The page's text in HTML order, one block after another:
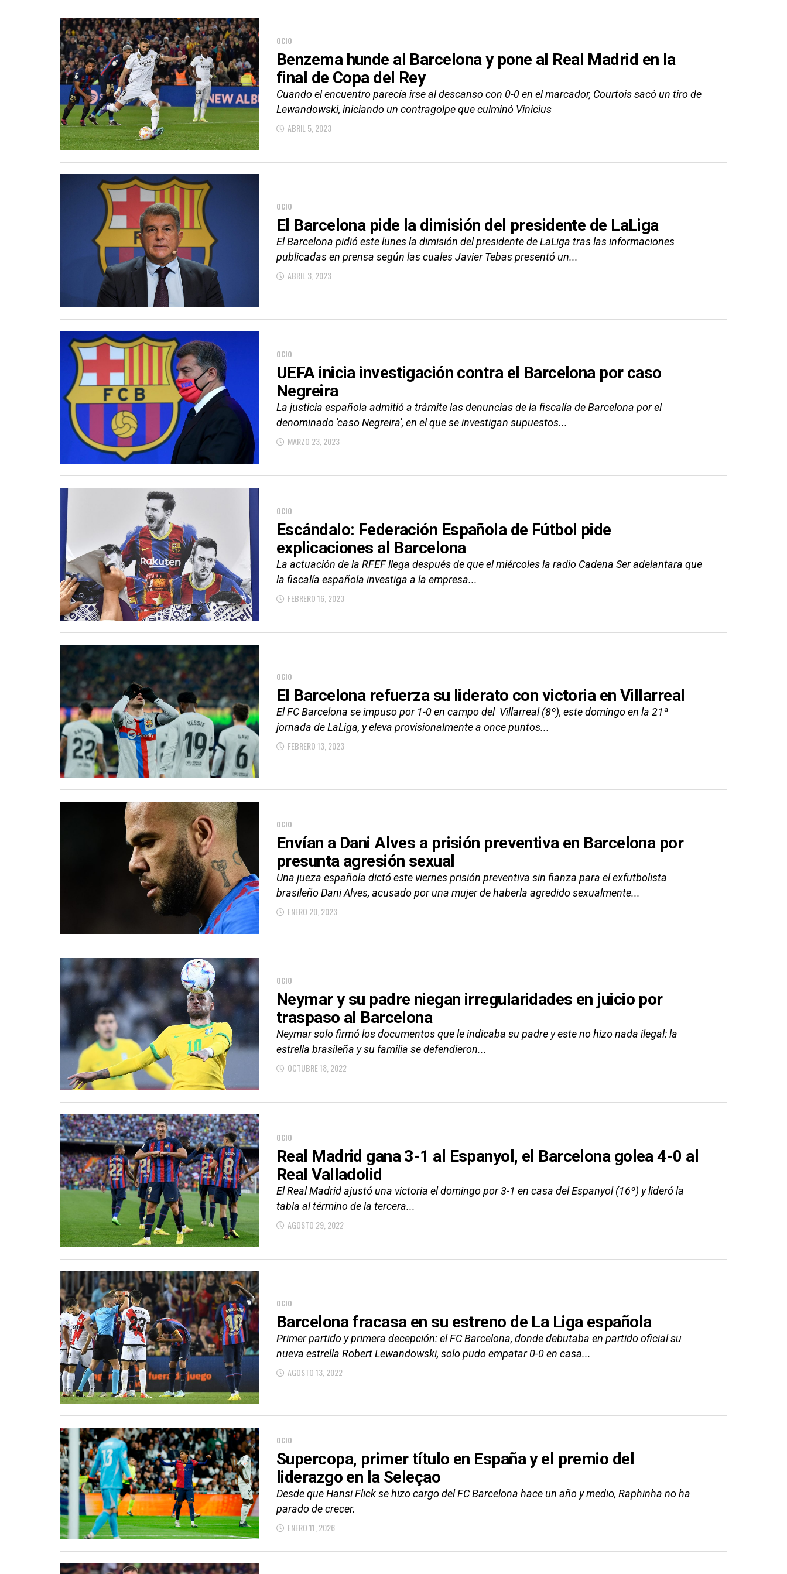
OCIO
Benzema hunde al Barcelona y pone al Real Madrid en la
final de Copa del Rey
Cuando el encuentro parecía irse al descanso con 0-0 en el marcador, Courtois sacó un tiro de
Lewandowski, iniciando un contragolpe que culminó Vinicius
ABRIL 5, 2023
OCIO
El Barcelona pide la dimisión del presidente de LaLiga
El Barcelona pidió este lunes la dimisión del presidente de LaLiga tras las informaciones
publicadas en prensa según las cuales Javier Tebas presentó un...
ABRIL 3, 2023
OCIO
UEFA inicia investigación contra el Barcelona por caso
Negreira
La justicia española admitió a trámite las denuncias de la fiscalía de Barcelona por el
denominado 'caso Negreira', en el que se investigan supuestos...
MARZO 23, 2023
OCIO
Escándalo: Federación Española de Fútbol pide
explicaciones al Barcelona
La actuación de la RFEF llega después de que el miércoles la radio Cadena Ser adelantara que
la fiscalía española investiga a la empresa...
FEBRERO 16, 2023
OCIO
El Barcelona refuerza su liderato con victoria en Villarreal
El FC Barcelona se impuso por 1-0 en campo del Villarreal (8º), este domingo en la 21ª
jornada de LaLiga, y eleva provisionalmente a once puntos...
FEBRERO 13, 2023
OCIO
Envían a Dani Alves a prisión preventiva en Barcelona por
presunta agresión sexual
Una jueza española dictó este viernes prisión preventiva sin fianza para el exfutbolista
brasileño Dani Alves, acusado por una mujer de haberla agredido sexualmente...
ENERO 20, 2023
OCIO
Neymar y su padre niegan irregularidades en juicio por
traspaso al Barcelona
Neymar solo firmó los documentos que le indicaba su padre y este no hizo nada ilegal: la
estrella brasileña y su familia se defendieron...
OCTUBRE 18, 2022
OCIO
Real Madrid gana 3-1 al Espanyol, el Barcelona golea 4-0 al
Real Valladolid
El Real Madrid ajustó una victoria el domingo por 3-1 en casa del Espanyol (16º) y lideró la
tabla al término de la tercera...
AGOSTO 29, 2022
OCIO
Barcelona fracasa en su estreno de La Liga española
Primer partido y primera decepción: el FC Barcelona, donde debutaba en partido oficial su
nueva estrella Robert Lewandowski, solo pudo empatar 0-0 en casa...
AGOSTO 13, 2022
OCIO
Supercopa, primer título en España y el premio del
liderazgo en la Seleçao
Desde que Hansi Flick se hizo cargo del FC Barcelona hace un año y medio, Raphinha no ha
parado de crecer.
ENERO 11, 2026